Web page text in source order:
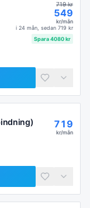
719kr
549
kr/mån
i 24 mån , sedan 719 kr
Spara4080kr
719
kr/mån